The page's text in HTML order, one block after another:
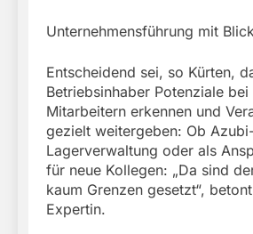
Unternehmensführung mit
Entscheidend sei, so Kürten,
Betriebsinhaber Potenziale bei
Mitarbeitern erkennen und
gezielt weitergeben: Ob
Lagerverwaltung oder als
für neue Kollegen: „Da sind
kaum Grenzen gesetzt“,
Expertin.